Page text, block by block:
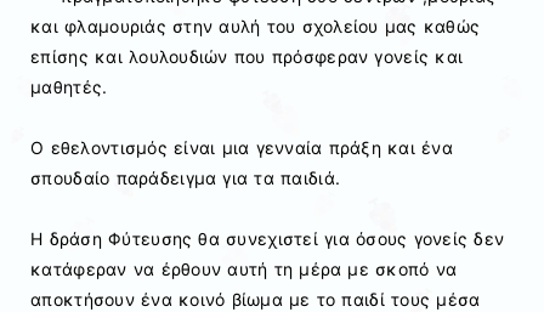
και φλαμουριάς στην αυλή του σχολείου μας καθώς
επίσης και λουλουδιών που πρόσφεραν γονείς και
μαθητές.
Ο εθελοντισμός είναι μια γενναία πράξη και ένα
σπουδαίο παράδειγμα για τα παιδιά.
Η δράση Φύτευσης θα συνεχιστεί για όσους γονείς δεν
κατάφεραν να έρθουν αυτή τη μέρα με σκοπό να
αποκτήσουν ένα κοινό βίωμα με το παιδί τους μέσα